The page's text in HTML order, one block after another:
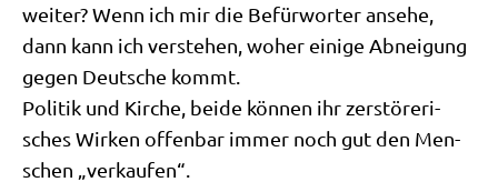
wei­ter? Wenn ich mir die Befür­wor­ter anse­he,
dann kann ich ver­ste­hen, woher eini­ge Abnei­gung
gegen Deut­sche kommt.
Poli­tik und Kir­che, bei­de kön­nen ihr zer­stö­re­ri­
sches Wir­ken offen­bar immer noch gut den Men­
schen „ver­kau­fen“.